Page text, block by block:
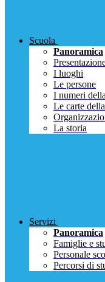
Scuola
Panoramica
I luoghi
Le persone
I numeri
Le carte
La storia
Servizi
Panoramica
Famiglie e
Personale
Percorsi di